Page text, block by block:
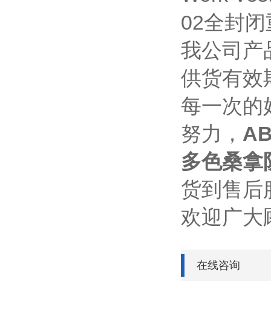
02全封
我公司产
供货有效
每一次的
努力，
多色桑拿
货到售后
欢迎广大
在线咨询